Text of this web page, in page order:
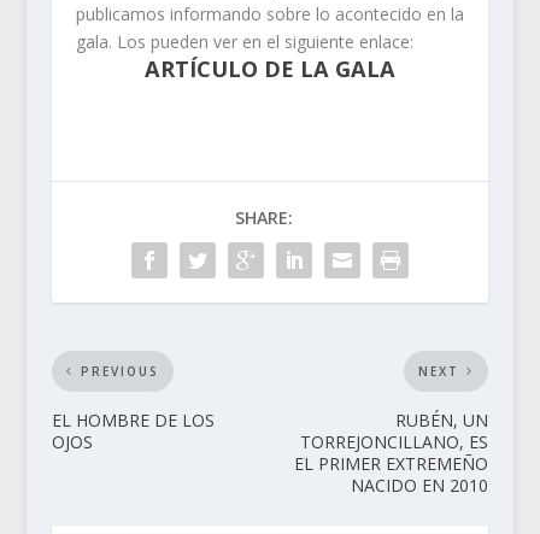
publicamos informando sobre lo acontecido en la
gala. Los pueden ver en el siguiente enlace:
ARTÍCULO DE LA GALA
SHARE:
PREVIOUS
EL HOMBRE DE LOS
OJOS
NEXT
RUBÉN, UN
TORREJONCILLANO, ES
EL PRIMER EXTREMEÑO
NACIDO EN 2010